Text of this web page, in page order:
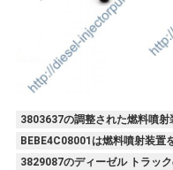
3803637の調整された燃料噴射
BEBE4C08001は燃料噴射装置
3829087のディーゼル トラッ